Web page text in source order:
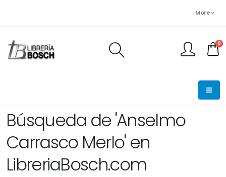
More
0
Búsqueda de 'Anselmo
Carrasco Merlo' en
LibreriaBosch.com